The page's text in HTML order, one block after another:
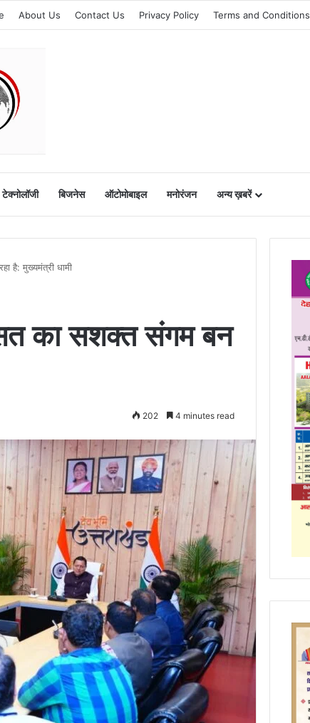
About Us Contact Us Privacy Policy Terms and Conditions
टेक्नोलॉजी बिजनेस ऑटोमोबाइल मनोरंजन अन्य ख़बरें
है: मुख्यमंत्री धामी
का सशक्त संगम बन
202 4 minutes read